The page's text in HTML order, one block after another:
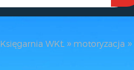
Księgarnia WKŁ motoryzacja